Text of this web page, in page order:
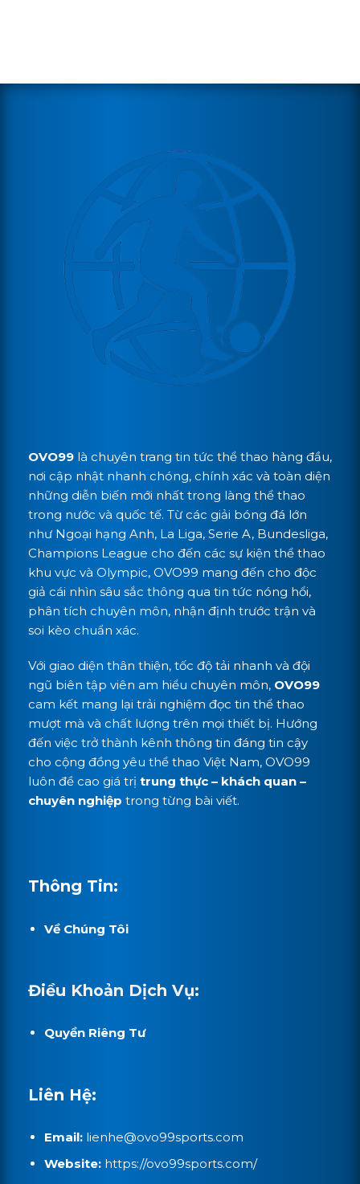
OVO99 là chuyên trang tin tức thể thao hàng đầu,
nơi cập nhật nhanh chóng, chính xác và toàn diện
những diễn biến mới nhất trong làng thể thao
trong nước và quốc tế. Từ các giải bóng đá lớn
như Ngoại hạng Anh, La Liga, Serie A, Bundesliga,
Champions League cho đến các sự kiện thể thao
khu vực và Olympic, OVO99 mang đến cho độc
giả cái nhìn sâu sắc thông qua tin tức nóng hổi,
phân tích chuyên môn, nhận định trước trận và
soi kèo chuẩn xác.
Với giao diện thân thiện, tốc độ tải nhanh và đội
ngũ biên tập viên am hiểu chuyên môn, OVO99
cam kết mang lại trải nghiệm đọc tin thể thao
mượt mà và chất lượng trên mọi thiết bị. Hướng
đến việc trở thành kênh thông tin đáng tin cậy
cho cộng đồng yêu thể thao Việt Nam, OVO99
luôn đề cao giá trị trung thực – khách quan –
chuyên nghiệp trong từng bài viết.
Thông Tin:
Về Chúng Tôi
Điều Khoản Dịch Vụ:
Quyền Riêng Tư
Liên Hệ:
Email: lienhe@ovo99sports.com
Website: https://ovo99sports.com/